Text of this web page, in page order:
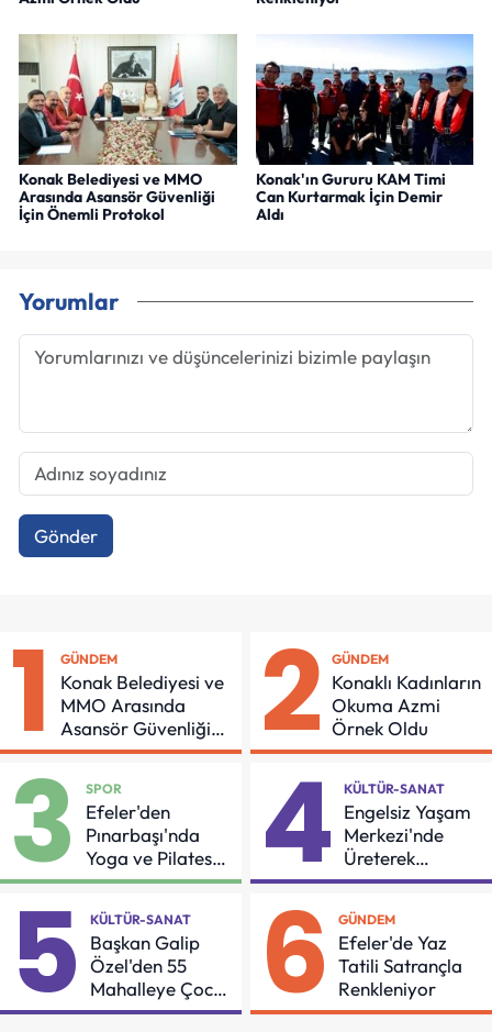
Konak Belediyesi ve MMO
Arasında Asansör Güvenliği
İçin Önemli Protokol
Konak'ın Gururu KAM Timi
Can Kurtarmak İçin Demir
Aldı
Yorumlar
Gönder
1 GÜNDEM
Konak Belediyesi ve
MMO Arasında
Asansör Güvenliği
İçin Önemli Protokol
2 GÜNDEM
Konaklı Kadınların
Okuma Azmi
Örnek Oldu
3 SPOR
Efeler'den
Pınarbaşı'nda
Yoga ve Pilates
Buluşması
4 KÜLTÜR-SANAT
Engelsiz Yaşam
Merkezi'nde
Üreterek
Güçleniyorlar
5 KÜLTÜR-SANAT
Başkan Galip
Özel'den 55
Mahalleye Çocuk
Şenliği
6 GÜNDEM
Efeler'de Yaz
Tatili Satrançla
Renkleniyor